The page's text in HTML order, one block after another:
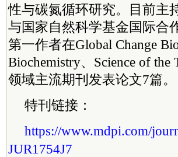
性与碳氮循环研究。目前主
与国家自然科学基金国际合
第一作者在Global Change
Biochemistry、Science of
领域主流期刊发表论文7篇。
特刊链接：
https://www.mdpi.com/
JUR1754J7